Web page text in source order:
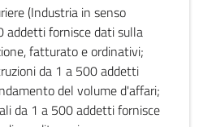
(Industria in senso
addetti fornisce dati sulla
fatturato e ordinativi;
da 1 a 500 addetti
del volume d'affari;
da 1 a 500 addetti fornisce